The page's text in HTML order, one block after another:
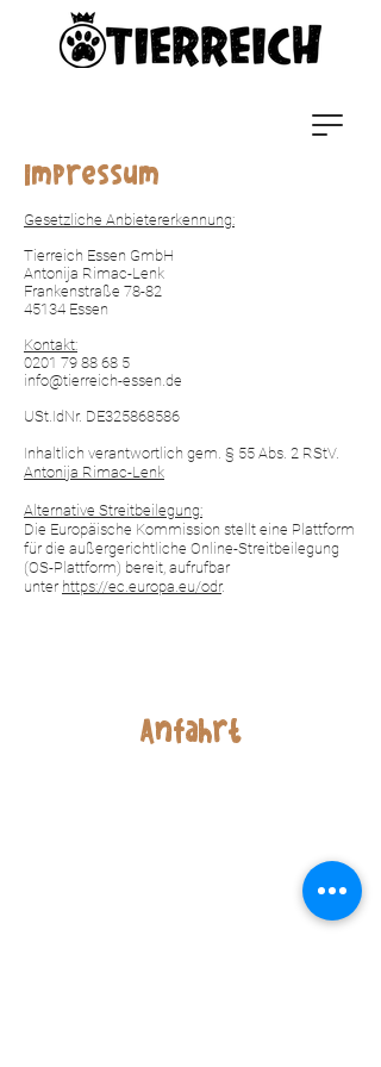
Impressum
Gesetzliche Anbietererkennung:
Tierreich Essen GmbH
Antonija Rimac-Lenk
Frankenstraße 78-82
45134 Essen
Kontakt:
0201 79 88 68 5
info@tierreich-essen.de
USt.IdNr. DE325868586
Inhaltlich verantwortlich gem. § 55 Abs. 2 RStV.
Antonija Rimac-Lenk
Alternative Streitbeilegung:
Die Europäische Kommission stellt eine Plattform
für die außergerichtliche Online-Streitbeilegung
(OS-Plattform) bereit, aufrufbar
unter https://ec.europa.eu/odr.
Anfahrt